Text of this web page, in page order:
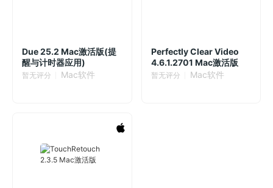
Due 25.2 Mac激活版(提
醒与计时器应用)
暂无评分 Mac软件
Perfectly Clear Video
4.6.1.2701 Mac激活版
暂无评分 Mac软件